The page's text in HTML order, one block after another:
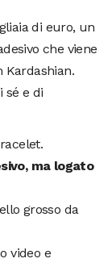
di euro, un
che viene
Kardashian.
sé e di
ma logato
grosso da
video e